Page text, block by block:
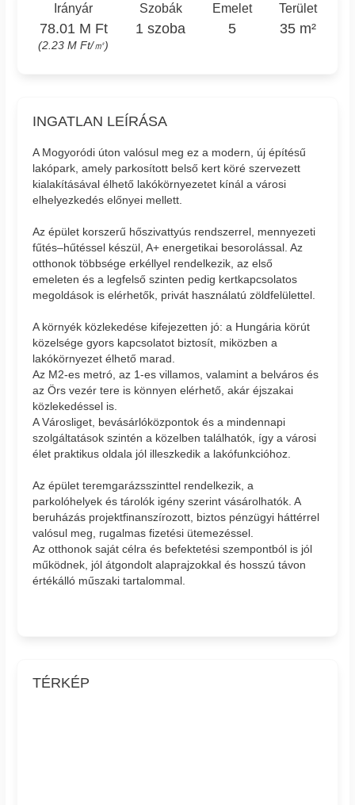
Irányár
78.01 M Ft
(2.23 M Ft/㎡)
Szobák
1 szoba
Emelet
5
Terület
35 m²
INGATLAN LEÍRÁSA
A Mogyoródi úton valósul meg ez a modern, új építésű
lakópark, amely parkosított belső kert köré szervezett
kialakításával élhető lakókörnyezetet kínál a városi
elhelyezkedés előnyei mellett.
Az épület korszerű hőszivattyús rendszerrel, mennyezeti
fűtés–hűtéssel készül, A+ energetikai besorolással. Az
otthonok többsége erkéllyel rendelkezik, az első
emeleten és a legfelső szinten pedig kertkapcsolatos
megoldások is elérhetők, privát használatú zöldfelülettel.
A környék közlekedése kifejezetten jó: a Hungária körút
közelsége gyors kapcsolatot biztosít, miközben a
lakókörnyezet élhető marad.
Az M2-es metró, az 1-es villamos, valamint a belváros és
az Örs vezér tere is könnyen elérhető, akár éjszakai
közlekedéssel is.
A Városliget, bevásárlóközpontok és a mindennapi
szolgáltatások szintén a közelben találhatók, így a városi
élet praktikus oldala jól illeszkedik a lakófunkcióhoz.
Az épület teremgarázsszinttel rendelkezik, a
parkolóhelyek és tárolók igény szerint vásárolhatók. A
beruházás projektfinanszírozott, biztos pénzügyi háttérrel
valósul meg, rugalmas fizetési ütemezéssel.
Az otthonok saját célra és befektetési szempontból is jól
működnek, jól átgondolt alaprajzokkal és hosszú távon
értékálló műszaki tartalommal.
TÉRKÉP